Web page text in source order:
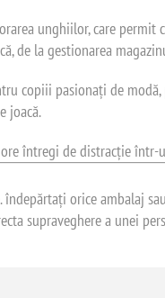
unghiilor, care permit
de la gestionarea
copiii pasionați de
joacă.
întregi de distracție
orice ambalaj
supraveghere a unei